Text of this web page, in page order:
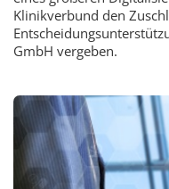
Klinikverbund den
GmbH vergeben.